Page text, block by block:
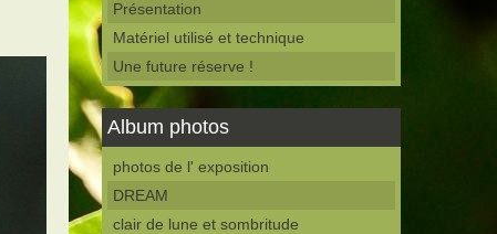
Présentation
Matériel utilisé et technique
Une future réserve !
Album photos
photos de l' exposition
DREAM
clair de lune et sombritude